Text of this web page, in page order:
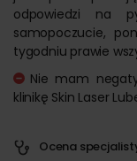
Specjalne
zabiegu–
Promocje
pacjentów
troskliwą
odpowiedzi na
samopoczucie,
tygodniu prawie
Nie mam
klinikę Skin Laser
Ocena